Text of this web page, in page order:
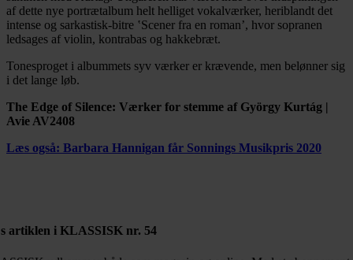
af dette nye portrætalbum helt helliget vokalværker, heriblandt det
intense og sarkastisk-bitre ʽScener fra en roman’, hvor sopranen
ledsages af violin, kontrabas og hakkebræt.
Tonesproget i albummets syv værker er krævende, men belønner sig
i det lange løb.
The Edge of Silence: Værker for stemme af György Kurtág |
Avie AV2408
Læs også: Barbara Hannigan får Sonnings Musikpris 2020
artiklen i KLASSISK nr. 54